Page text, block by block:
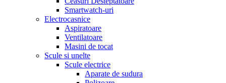
Smartwatch-uri
Electrocasnice
Aspiratoare
Ventilatoare
Masini de tocat
Scule si unelte
Scule electrice
Aparate de sudura